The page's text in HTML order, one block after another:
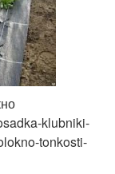
klubniki-
tonkosti-